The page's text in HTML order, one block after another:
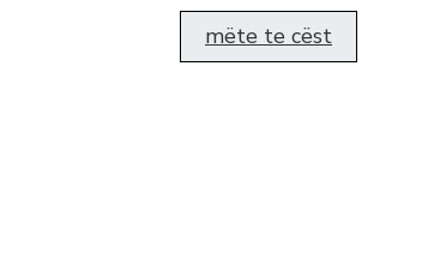
mëte te cëst